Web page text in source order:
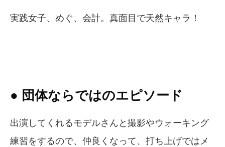
実践女子、めぐ、会計。真面目で天然キャラ！
● 団体ならではのエピソード
出演してくれるモデルさんと撮影やウォーキング
練習をするので、仲良くなって、打ち上げではメ